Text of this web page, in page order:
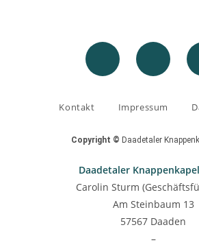
Daadetaler
Carolin Sturm
Am Steinbaum 13
57567 Daaden
–
Kontakt Impressum
Copyright © Daadetaler